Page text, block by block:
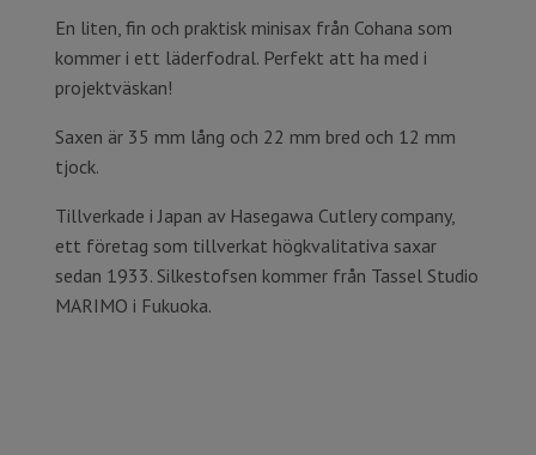
En liten, fin och praktisk minisax från Cohana som
kommer i ett läderfodral. Perfekt att ha med i
projektväskan!
Saxen är 35 mm lång och 22 mm bred och 12 mm
tjock.
Tillverkade i Japan av Hasegawa Cutlery company,
ett företag som tillverkat högkvalitativa saxar
sedan 1933. Silkestofsen kommer från Tassel Studio
MARIMO i Fukuoka.